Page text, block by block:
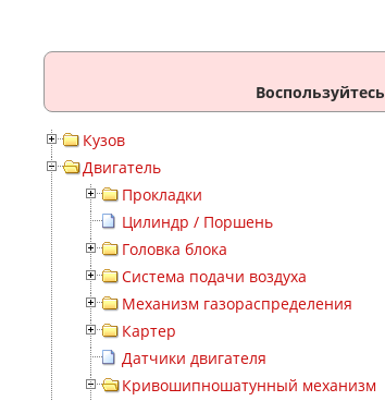
Воспользуйтесь
Кузов
Двигатель
Прокладки
Цилиндр / Поршень
Головка блока
Система подачи воздуха
Механизм газораспределения
Картер
Датчики двигателя
Кривошипношатунный механизм